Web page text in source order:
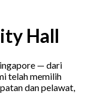
Hall
— dari
telah memilih
dan pelawat,